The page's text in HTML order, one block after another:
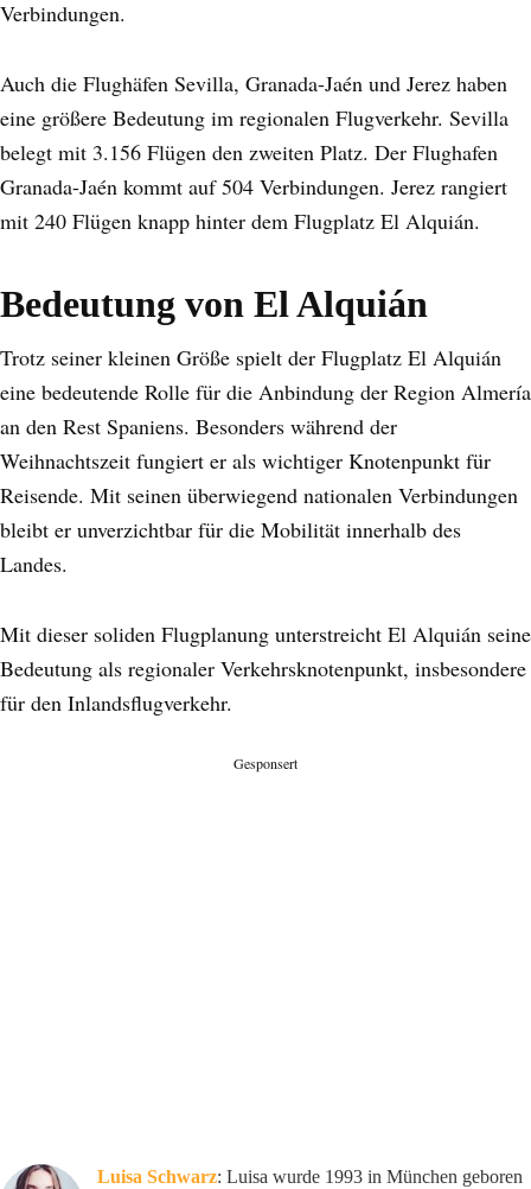
Verbindungen.
Auch die Flughäfen Sevilla, Granada-Jaén und Jerez haben
eine größere Bedeutung im regionalen Flugverkehr. Sevilla
belegt mit 3.156 Flügen den zweiten Platz. Der Flughafen
Granada-Jaén kommt auf 504 Verbindungen. Jerez rangiert
mit 240 Flügen knapp hinter dem Flugplatz El Alquián.
Bedeutung von El Alquián
Trotz seiner kleinen Größe spielt der Flugplatz El Alquián
eine bedeutende Rolle für die Anbindung der Region Almería
an den Rest Spaniens. Besonders während der
Weihnachtszeit fungiert er als wichtiger Knotenpunkt für
Reisende. Mit seinen überwiegend nationalen Verbindungen
bleibt er unverzichtbar für die Mobilität innerhalb des
Landes.
Mit dieser soliden Flugplanung unterstreicht El Alquián seine
Bedeutung als regionaler Verkehrsknotenpunkt, insbesondere
für den Inlandsflugverkehr.
Gesponsert
Luisa Schwarz: Luisa wurde 1993 in München geboren